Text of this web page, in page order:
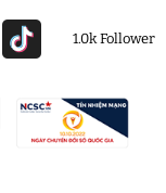
1.0k Follower